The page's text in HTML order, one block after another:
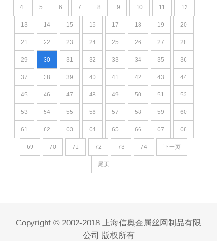
4 5 6 7 8 9 10 11 12
13 14 15 16 17 18 19 20
21 22 23 24 25 26 27 28
29 30 31 32 33 34 35 36
37 38 39 40 41 42 43 44
45 46 47 48 49 50 51 52
53 54 55 56 57 58 59 60
61 62 63 64 65 66 67 68
69 70 71 72 73 74 下一页
尾页
Copyright © 2002-2018 上海信奥金属丝网制品有限
公司 版权所有